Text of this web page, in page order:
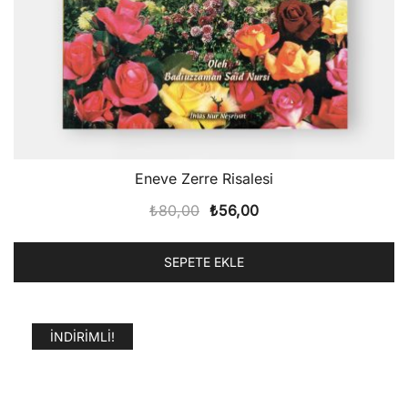
Eneve Zerre Risalesi
₺80,00 Orijinal
₺80,00.
₺56,00Şu
₺56,00.
SEPETE EKLE
İNDIRIMLI!